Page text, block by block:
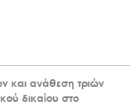
και ανάθεση τριών
δικαίου στο